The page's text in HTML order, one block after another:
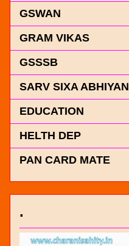
GSWAN
GRAM VIKAS
GSSSB
SARV SIXA ABHIYAN
EDUCATION
HELTH DEP
PAN CARD MATE
.